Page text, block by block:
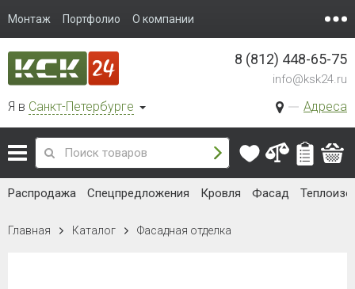
Монтаж Портфолио О компании
Я в Санкт-Петербурге Адреса
8 (812) 448-65-75
info@ksk24.ru
Распродажа Спецпредложения Кровля Фасад
Главная Каталог Фасадная отделка